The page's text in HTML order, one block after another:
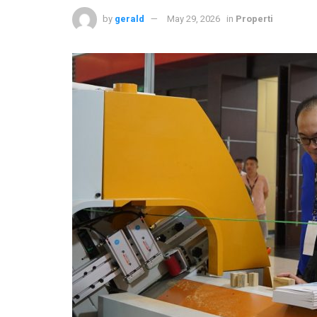
by gerald May 29, 2026 in Properti